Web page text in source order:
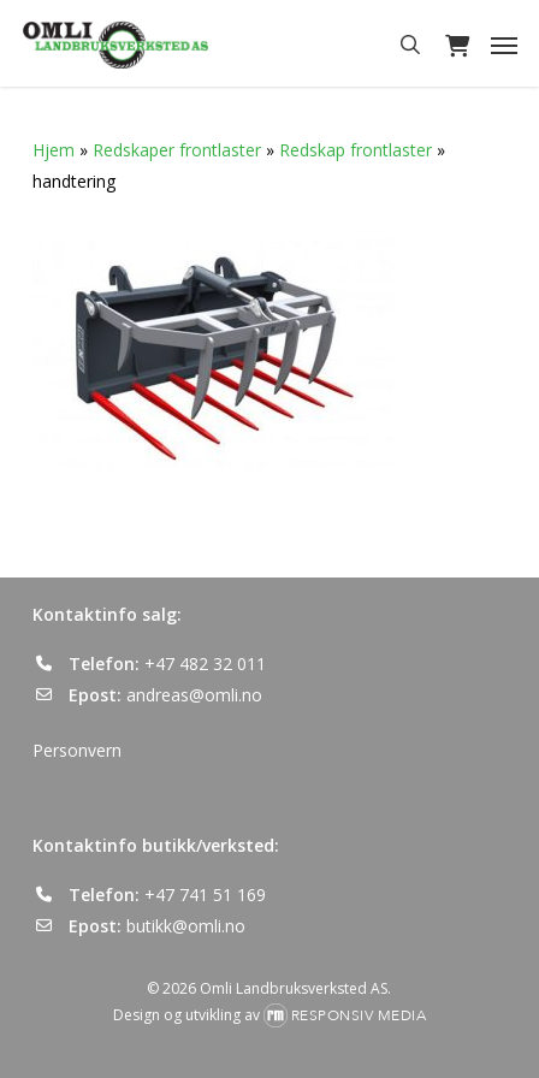
search
Hjem » Redskaper frontlaster» Redskap frontlaster»
handtering
Kontaktinfo salg:
Telefon: +47 482 32 011
Epost: andreas@omli.no
Personvern
Kontaktinfo butikk/verksted:
Telefon: +47 741 51 169
Epost: butikk@omli.no
© 2026 Omli Landbruksverksted AS.
Design og utvikling av
RESPONSIV MEDIA